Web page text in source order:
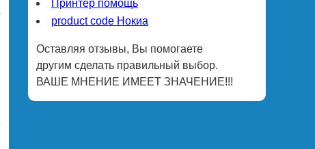
Принтер помощь
product code Нокиа
Оставляя отзывы, Вы помогаете
другим сделать правильный выбор.
ВАШЕ МНЕНИЕ ИМЕЕТ ЗНАЧЕНИЕ!!!